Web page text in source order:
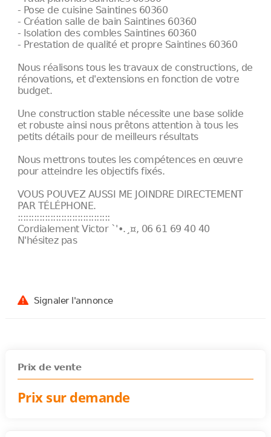
- Pose de cuisine Saintines 60360
- Création salle de bain Saintines 60360
- Isolation des combles Saintines 60360
- Prestation de qualité et propre Saintines 60360
Nous réalisons tous les travaux de constructions, de
rénovations, et d'extensions en fonction de votre
budget.
Une construction stable nécessite une base solide
et robuste ainsi nous prêtons attention à tous les
petits détails pour de meilleurs résultats
Nous mettrons toutes les compétences en œuvre
pour atteindre les objectifs fixés.
VOUS POUVEZ AUSSI ME JOINDRE DIRECTEMENT
PAR TÉLÉPHONE.
::::::::::::::::::::::::::::::::::
Cordialement Victor `'•.¸¤, 06 61 69 40 40
N'hésitez pas
Signaler l'annonce
Prix de vente
Prix sur demande